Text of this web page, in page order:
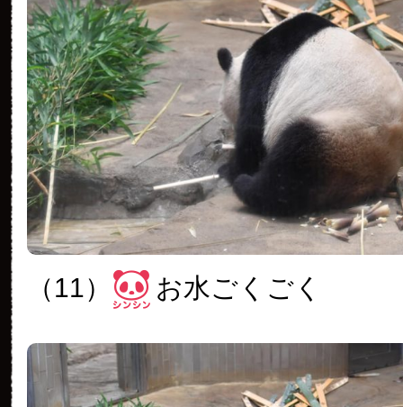
（11） お水ごくごく